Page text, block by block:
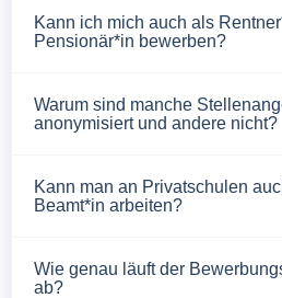
Kann ich mich auch als
Pensionär*in bewerben?
Warum sind manche
anonymisiert und andere nicht?
Kann man an Privatschulen
Beamt*in arbeiten?
Wie genau läuft der
ab?